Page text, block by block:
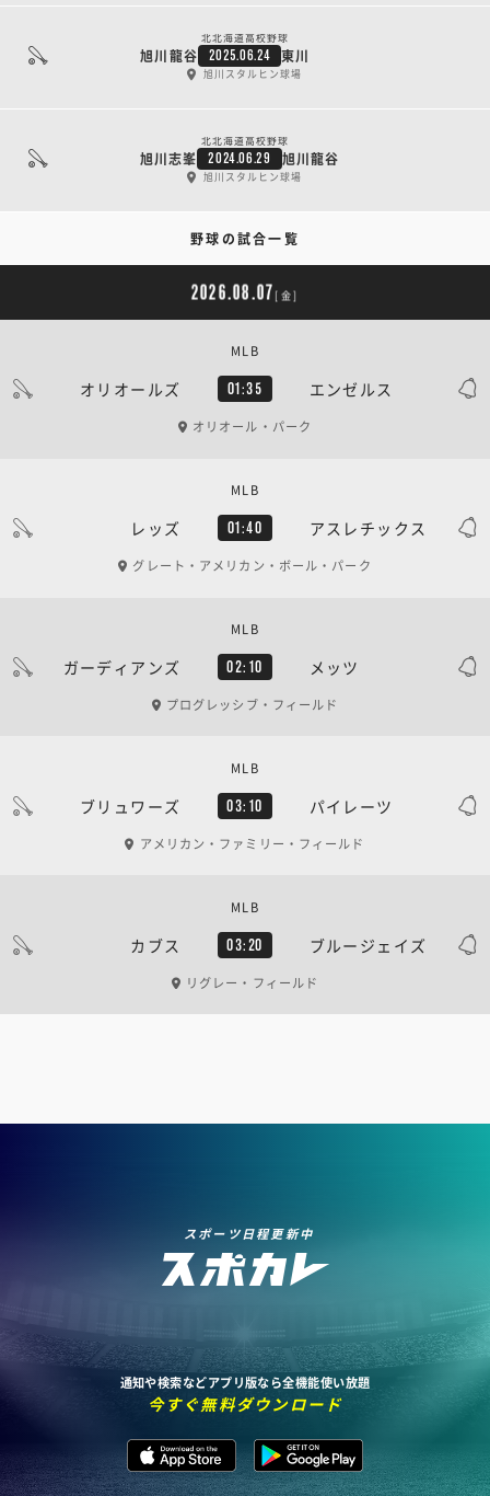
北北海道高校野球
旭川龍谷 2025.06.24 東川
旭川スタルヒン球場
北北海道高校野球
旭川志峯 2024.06.29 旭川龍谷
旭川スタルヒン球場
野球の試合一覧
2026.08.07 [金]
オリオールズ 01:35 エンゼルス
MLB
オリオール・パーク
レッズ 01:40 アスレチックス
MLB
グレート・アメリカン・ボール・パーク
ガーディアンズ 02:10 メッツ
MLB
プログレッシブ・フィールド
ブリュワーズ 03:10 パイレーツ
MLB
アメリカン・ファミリー・フィールド
カブス 03:20 ブルージェイズ
MLB
リグレー・フィールド
スポーツ日程更新中
通知や検索などアプリ版なら全機能使い放題
今すぐ無料ダウンロード